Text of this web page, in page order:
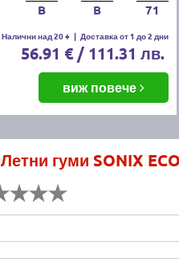
B B 71
Налични над 20 + | Доставка от 1 до 2 дни
56.91 € / 111.31 лв.
виж повече
Летни гуми SONIX